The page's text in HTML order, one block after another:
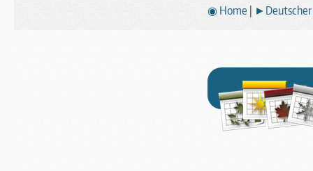
◉ Home ►Deutscher